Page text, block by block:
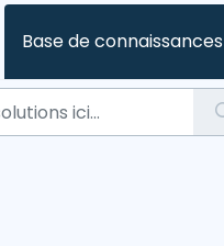
Base de connaissances